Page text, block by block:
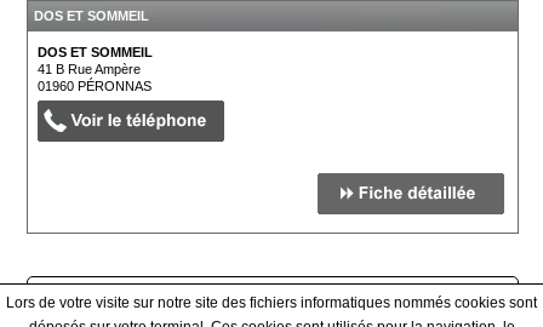
DOS ET SOMMEIL
DOS ET SOMMEIL
41 B Rue Ampère
01960PÉRONNAS
Afficher tous les prestataires
Lors de votre visite sur notre site des fichiers informatiques nommés cookies sont